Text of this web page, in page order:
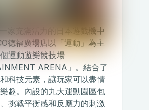
家充滿活力的日本遊戲機中
德福廣場店以「運動」為主
運動遊樂競技場
ARENA」。結合了
科技元素，讓玩家可以盡情
趣。內設的九大運動園區包
挑戰平衡感和反應力的刺激